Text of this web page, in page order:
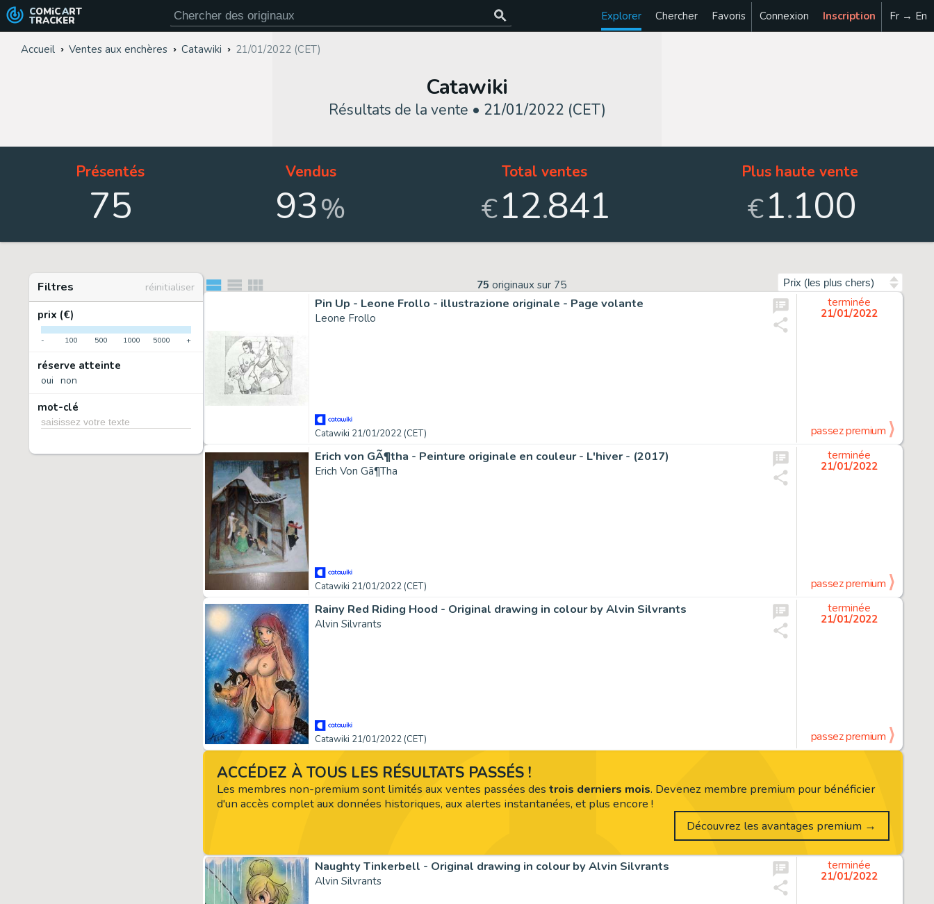
COMiC ART
TRACKER Explorer Chercher Favoris Connexion Inscription Fr → En
Accueil Ventes aux enchères Catawiki 21/01/2022 (CET)
Catawiki
Résultats de la vente • 21/01/2022 (CET)
Présentés
75
Vendus
93%
Total ventes
€12.841
Plus haute vente
€1.100
Filtres
réinitialiser
prix (€)
- 100 500 1000 5000 +
réserve atteinte
oui non
mot-clé
75 originaux sur 75
Pin Up - Leone Frollo - illustrazione originale - Page volante
Leone Frollo
Catawiki 21/01/2022 (CET)
terminée
21/01/2022
passez premium
Erich von GÃ¶tha - Peinture originale en couleur - L'hiver - (2017)
Erich Von Gã¶Tha
Catawiki 21/01/2022 (CET)
terminée
21/01/2022
passez premium
Rainy Red Riding Hood - Original drawing in colour by Alvin Silvrants
Alvin Silvrants
Catawiki 21/01/2022 (CET)
terminée
21/01/2022
passez premium
Naughty Tinkerbell - Original drawing in colour by Alvin Silvrants
Alvin Silvrants
terminée
21/01/2022
ACCÉDEZ À TOUS LES RÉSULTATS PASSÉS !
Les membres non-premium sont limités aux ventes passées des trois derniers mois. Devenez membre premium pour bénéficier
d'un accès complet aux données historiques, aux alertes instantanées, et plus encore !
Découvrez les avantages premium →